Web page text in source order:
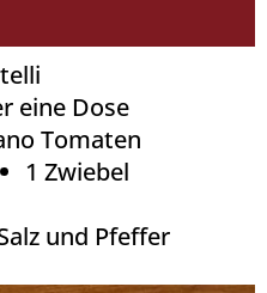
eine Dose
Tomaten
1 Zwiebel
und Pfeffer